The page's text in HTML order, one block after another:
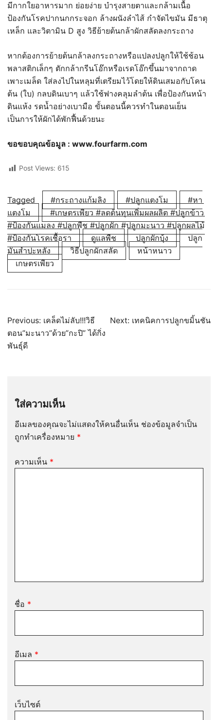
มีกากใยอาหารมาก ย่อยง่าย บำรุงสายตาและกล้ามเนื้อ
ป้องกันโรคปากนกกระจอก ล้างผนังลำไส้ กำจัดไขมัน มีธาตุ
เหล็ก และวิตามิน D สูง วิธีย้ายต้นกล้าผักสลัดลงกระถาง
หากต้องการย้ายต้นกล้าลงกระถางหรือแปลงปลูกให้ใช้ช้อน
พลาสติกเล็กๆ ตักกล้ากรีนโอ๊กหรือเรดโอ๊กขึ้นมาจากถาด
เพาะเมล็ด ใส่ลงไปในหลุมที่เตรียมไว้โดยให้ดินเสมอกับโคน
ต้น (ใบ) กลบดินเบาๆ แล้วใช้ฟางคลุมลำต้น เพื่อป้องกันหน้า
ดินแห้ง รดน้ำอย่างเบามือ ขั้นตอนนี้ควรทำในตอนเย็น
เป็นการให้ผักได้พักฟื้นด้วยนะ
ขอขอบคุณข้อมูล : www.fourfarm.com
Post Views: 615
Tagged #กระถางแก้มลิง #ปลูกแตงโม
#หา
แตงโม
#เกษตรเพียว #ลดต้นทุนเพิ่มผลผลิต #ปลูกข้าว
#ป้องกันแมลง #ปลูกพืช #ปลูกผัก #ปลูกมะนาว #ปลูกผลไม้
#ป้องกันโรคเชื้อรา
ดูแลพืช ปลูกผักบุ้ง
ปลูก
มันสำปะหลัง
วิธีปลูกผักสลัด
หน้าหนาว
เกษตรเพียว
แนะแนว
เรื่อง
Previous: เคล็ดไม่ลับ!!!วิธี
ตอน”มะนาว”ด้วย”กะปิ” ได้กิ่ง
พันธุ์ดี
Next: เทคนิคการปลูกขมิ้นชัน
ใส่ความเห็น
อีเมลของคุณจะไม่แสดงให้คนอื่นเห็น ช่องข้อมูลจำเป็น
ถูกทำเครื่องหมาย *
ความเห็น *
ชื่อ *
อีเมล *
เว็บไซต์